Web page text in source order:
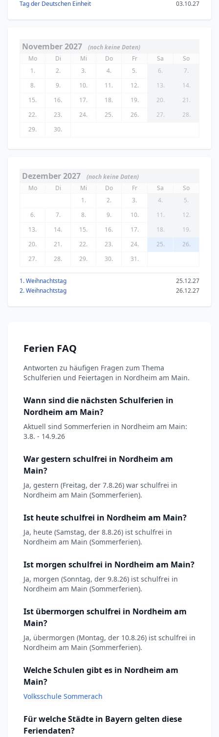
Tag der Deutschen Einheit 03.10.27
November 2027
(noch keine Daten)
Mo
Di Mi Do Fr Sa
So
1.
2. 3. 4. 5. 6.
7.
8.
9. 10. 11. 12. 13.
14.
15.
16. 17. 18. 19. 20.
21.
22.
23. 24. 25. 26. 27.
28.
29.
30.
Dezember 2027
(noch keine Daten)
Mo
Di Mi Do Fr Sa
So
1.
2. 3. 4.
5.
6.
7. 8. 9. 10. 11.
12.
13.
14. 15. 16. 17. 18.
19.
20.
21. 22. 23. 24. 25.
26.
27.
28. 29. 30. 31.
1. Weihnachtstag
25.12.27
2. Weihnachtstag
26.12.27
Ferien FAQ
Antworten zu häufigen Fragen zum Thema
Schulferien und Feiertagen in Nordheim am Main.
Wann sind die nächsten Schulferien in
Nordheim am Main?
Aktuell sind Sommerferien in Nordheim am Main:
3.8. - 14.9.26
War gestern schulfrei in Nordheim am
Main?
Ja, gestern (Freitag, der 7.8.26) war schulfrei in
Nordheim am Main (Sommerferien).
Ist heute schulfrei in Nordheim am Main?
Ja, heute (Samstag, der 8.8.26) ist schulfrei in
Nordheim am Main (Sommerferien).
Ist morgen schulfrei in Nordheim am Main?
Ja, morgen (Sonntag, der 9.8.26) ist schulfrei in
Nordheim am Main (Sommerferien).
Ist übermorgen schulfrei in Nordheim am
Main?
Ja, übermorgen (Montag, der 10.8.26) ist schulfrei in
Nordheim am Main (Sommerferien).
Welche Schulen gibt es in Nordheim am
Main?
Volksschule Sommerach
Für welche Städte in Bayern gelten diese
Feriendaten?